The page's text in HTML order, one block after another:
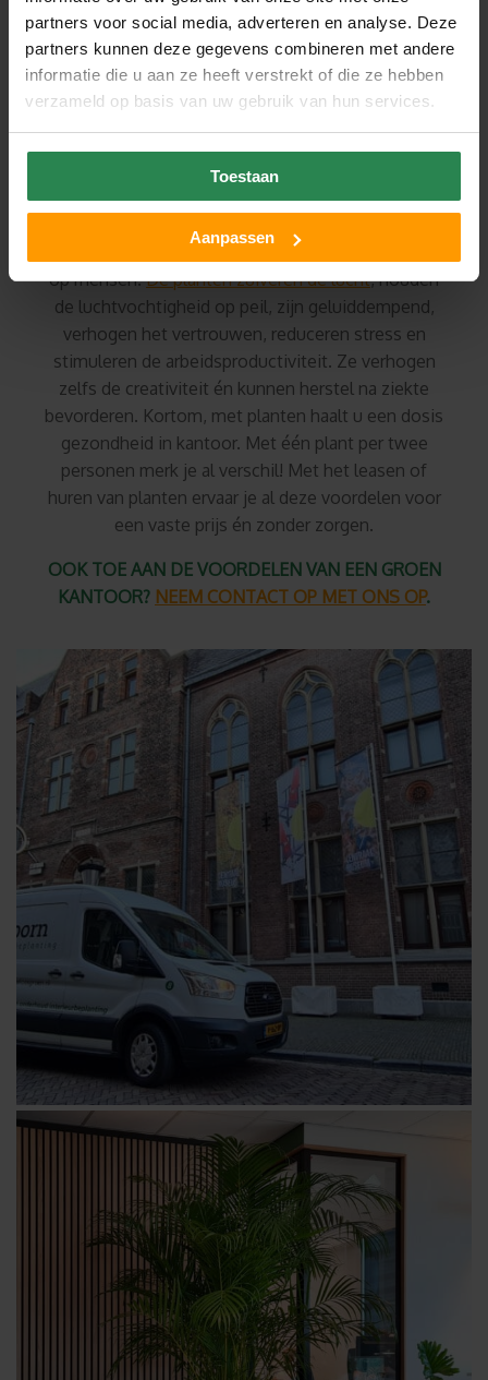
partners voor social media, adverteren en analyse. Deze
partners kunnen deze gegevens combineren met andere
informatie die u aan ze heeft verstrekt of die ze hebben
verzameld op basis van uw gebruik van hun services.
Toestaan
Aanpassen
DE VOORDELEN VAN KANTOORPLANTEN
Planten in een interieur hebben een positief effect
op mensen.De planten zuiveren de lucht, houden
de luchtvochtigheid op peil, zijn geluiddempend,
verhogen het vertrouwen, reduceren stress en
stimuleren de arbeidsproductiviteit. Ze verhogen
zelfs de creativiteit én kunnen herstel na ziekte
bevorderen. Kortom, met planten haalt u een dosis
gezondheid in kantoor. Met één plant per twee
personen merk je al verschil! Met het leasen of
huren van planten ervaar je al deze voordelen voor
een vaste prijs én zonder zorgen.
OOK TOE AAN DE VOORDELEN VAN EEN GROEN
KANTOOR? NEEM CONTACT OP MET ONS OP.